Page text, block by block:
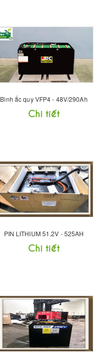
Bình ắc quy VFP4 - 48V/290Ah
Chi tiết
PIN LITHIUM 51.2V - 525AH
Chi tiết